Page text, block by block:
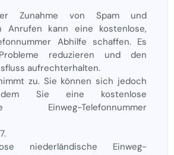
Zunahme von Spam und
Anrufen kann eine kostenlose,
Abhilfe schaffen. Es
reduzieren und den
aufrechterhalten.
zu. Sie können sich jedoch
Sie eine kostenlose
Einweg-Telefonnummer
niederländische Einweg-